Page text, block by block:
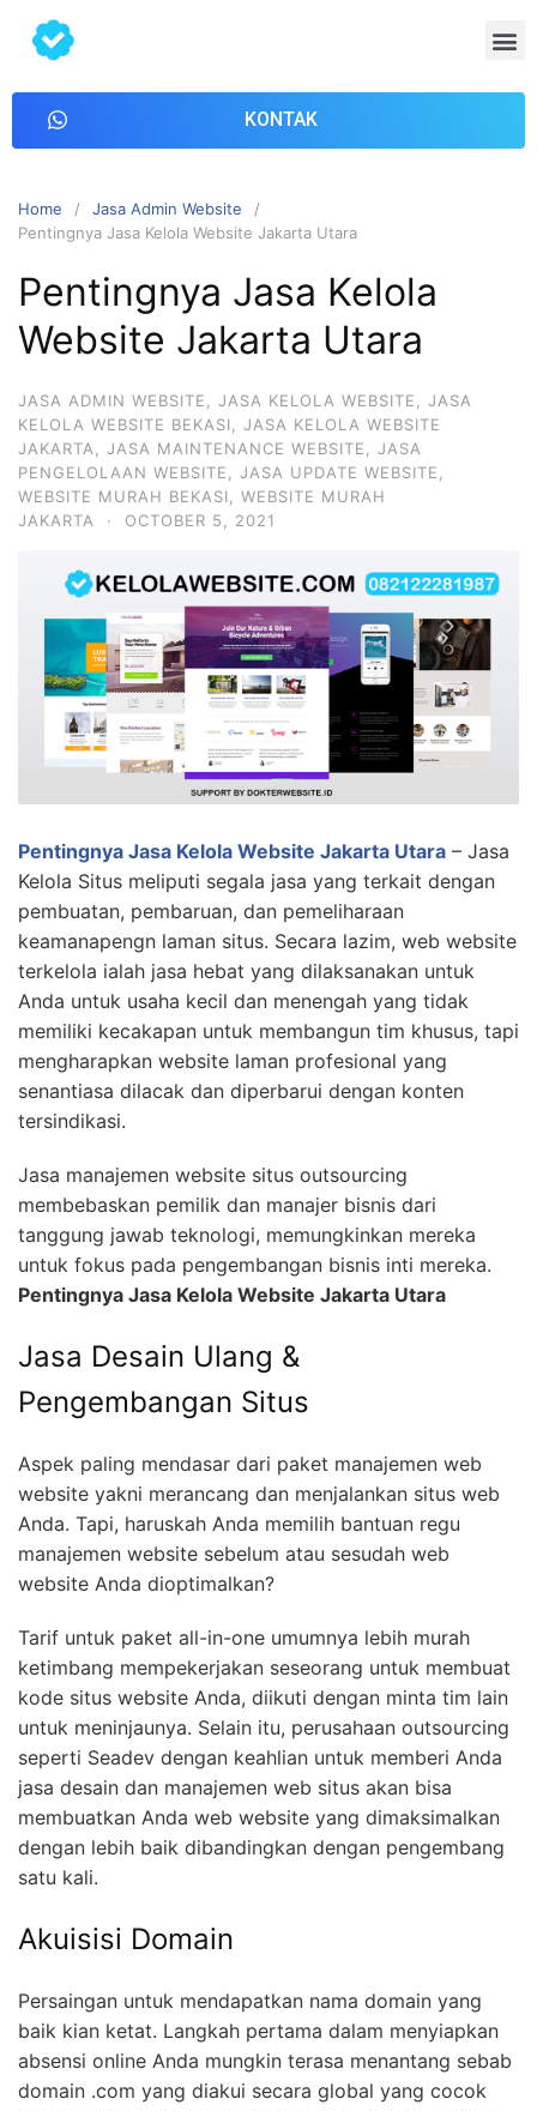
KONTAK
Home
Jasa Admin Website
Pentingnya Jasa Kelola Website Jakarta Utara
Pentingnya Jasa Kelola
Website Jakarta Utara
JASA ADMIN WEBSITE, JASA KELOLA WEBSITE, JASA
KELOLA WEBSITE BEKASI, JASA KELOLA WEBSITE
JAKARTA, JASA MAINTENANCE WEBSITE, JASA
PENGELOLAAN WEBSITE, JASA UPDATE WEBSITE,
WEBSITE MURAH BEKASI, WEBSITE MURAH
JAKARTA
· OCTOBER 5, 2021
Pentingnya Jasa Kelola Website Jakarta Utara – Jasa
Kelola Situs meliputi segala jasa yang terkait dengan
pembuatan, pembaruan, dan pemeliharaan
keamanapengn laman situs. Secara lazim, web website
terkelola ialah jasa hebat yang dilaksanakan untuk
Anda untuk usaha kecil dan menengah yang tidak
memiliki kecakapan untuk membangun tim khusus, tapi
mengharapkan website laman profesional yang
senantiasa dilacak dan diperbarui dengan konten
tersindikasi.
Jasa manajemen website situs outsourcing
membebaskan pemilik dan manajer bisnis dari
tanggung jawab teknologi, memungkinkan mereka
untuk fokus pada pengembangan bisnis inti mereka.
Pentingnya Jasa Kelola Website Jakarta Utara
Jasa Desain Ulang &
Pengembangan Situs
Aspek paling mendasar dari paket manajemen web
website yakni merancang dan menjalankan situs web
Anda. Tapi, haruskah Anda memilih bantuan regu
manajemen website sebelum atau sesudah web
website Anda dioptimalkan?
Tarif untuk paket all-in-one umumnya lebih murah
ketimbang mempekerjakan seseorang untuk membuat
kode situs website Anda, diikuti dengan minta tim lain
untuk meninjaunya. Selain itu, perusahaan outsourcing
seperti Seadev dengan keahlian untuk memberi Anda
jasa desain dan manajemen web situs akan bisa
membuatkan Anda web website yang dimaksimalkan
dengan lebih baik dibandingkan dengan pengembang
satu kali.
Akuisisi Domain
Persaingan untuk mendapatkan nama domain yang
baik kian ketat. Langkah pertama dalam menyiapkan
absensi online Anda mungkin terasa menantang sebab
domain .com yang diakui secara global yang cocok